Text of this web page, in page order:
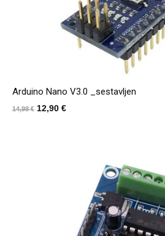
Arduino Nano V3.0 _sestavljen
14,98€ Izvirna
12,90 €Trenutna